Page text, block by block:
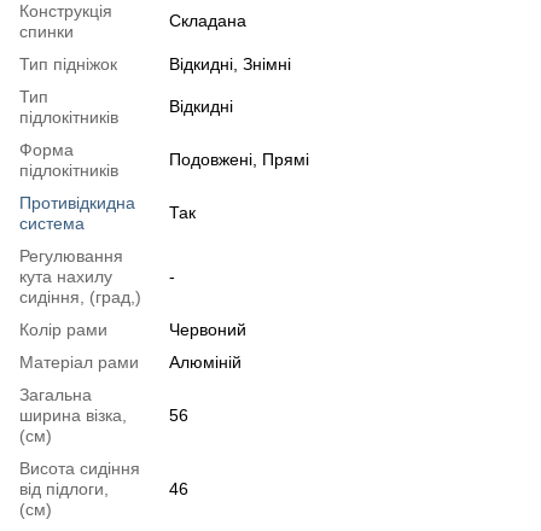
Конструкція
спинки
Складана
Тип підніжок Відкидні Знімні
Тип
підлокітників
Відкидні
Форма
підлокітників
Подовжені, Прямі
Противідкидна
система
Так
Регулювання
кута нахилу
сидіння, (град,)
-
Колір рами
Червоний
Матеріал рами
Алюміній
Загальна
ширина візка,
(см)
56
Висота сидіння
від підлоги,
(см)
46